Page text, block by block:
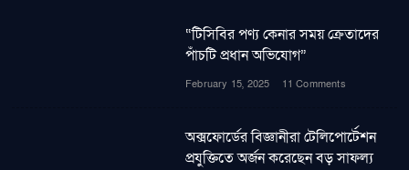
“টিসিবির পণ্য কেনার সময় ক্রেতাদের
পাঁচটি প্রধান অভিযোগ”
February 15, 2025 11 Comments
অক্সফোর্ডের বিজ্ঞানীরা টেলিপোর্টেশন
প্রযুক্তিতে অর্জন করেছেন বড় সাফল্য